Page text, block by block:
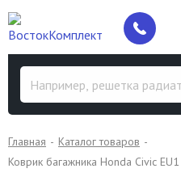
Главная
Каталог товаров
Коврик багажника Honda Civic